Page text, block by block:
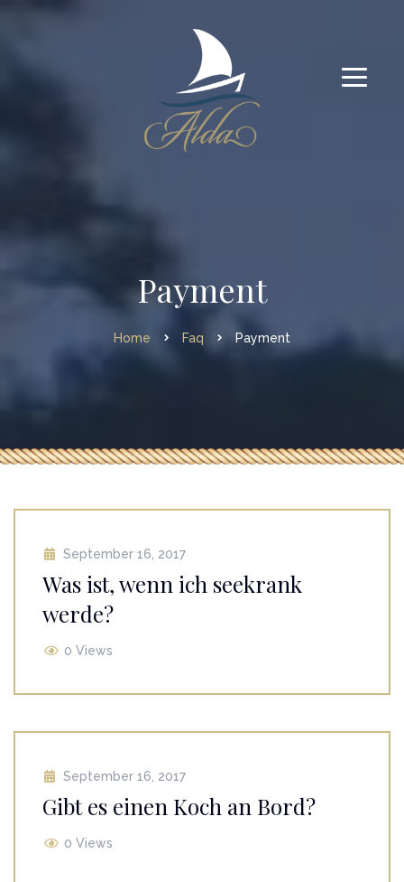
Payment
Home Faq Payment
September 16, 2017
Was ist, wenn ich seekrank
werde?
0 Views
September 16, 2017
Gibt es einen Koch an Bord?
0 Views